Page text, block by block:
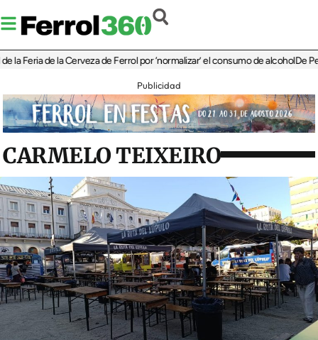
de la Cerveza de Ferrol por ‘normalizar’ el consumo de alcoholDe Perlío a
Publicidad
CARMELO TEIXEIRO